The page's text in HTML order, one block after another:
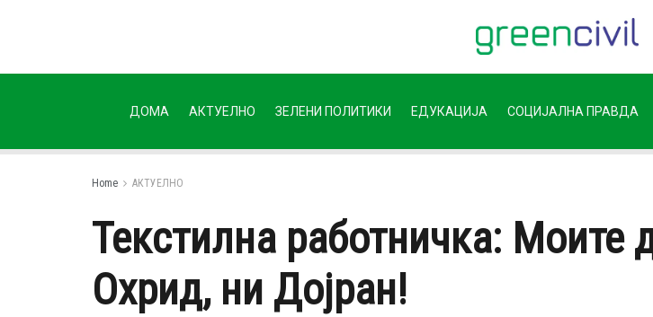
ДОМА АКТУЕЛНО ЗЕЛЕНИ ПОЛИТИКИ ЕДУКАЦИЈА СОЦИЈАЛНА ПРАВДА
Home АКТУЕЛНО
Текстилна работничка: Моите
Охрид, ни Дојран!